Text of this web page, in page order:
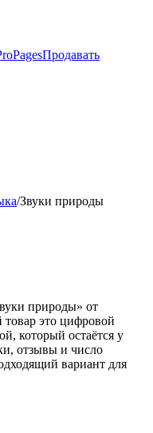
PagesПродавать
/Звуки природы
природы» от
это цифровой
который остаётся у
отзывы и число
вариант для